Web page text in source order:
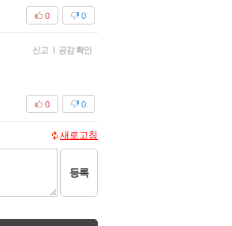
0
0
신고 | 공감 확인
0
0
새로고침
등록